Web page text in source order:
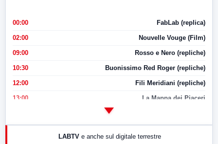
00:00 FabLab (replica)
02:00 Nouvelle Vouge (Film)
09:00 Rosso e Nero (repliche)
10:30 Buonissimo Red Roger (repliche)
12:00 Fili Meridiani (repliche)
13:00 La Mappa dei Piaceri
LABTV e anche sul digitale terrestre